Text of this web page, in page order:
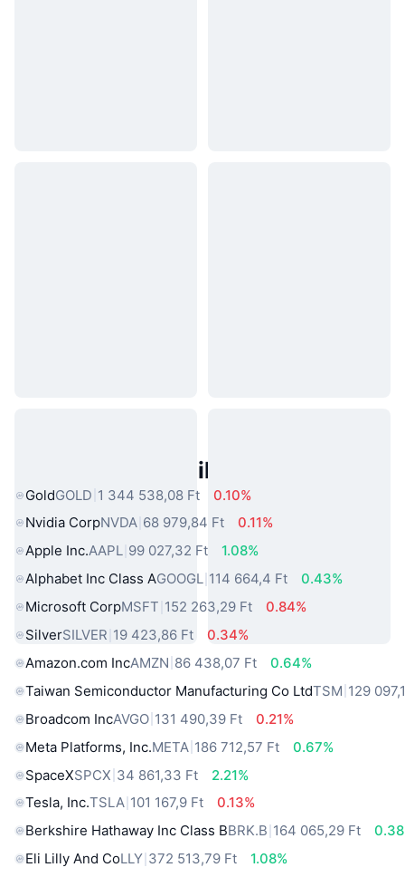
Népszerű Való Világbeli Eszközök
GoldGOLD 1 344 538,08 Ft
0.10%
Nvidia CorpNVDA 68 979,84 Ft
0.11%
Apple Inc.AAPL 99 027,32 Ft
1.08%
Alphabet Inc Class AGOOGL 114 664,4 Ft
0.43%
Microsoft CorpMSFT 152 263,29 Ft
0.84%
SilverSILVER 19 423,86 Ft
0.34%
Amazon.com IncAMZN 86 438,07 Ft
0.64%
Taiwan Semiconductor Manufacturing Co LtdTSM 129
Broadcom IncAVGO 131 490,39 Ft
0.21%
Meta Platforms, Inc.META 186 712,57 Ft
0.67%
SpaceXSPCX 34 861,33 Ft
2.21%
Tesla, Inc.TSLA 101 167,9 Ft
0.13%
Berkshire Hathaway Inc Class BBRK.B 164 065,29 Ft
Eli Lilly And CoLLY 372 513,79 Ft
1.08%